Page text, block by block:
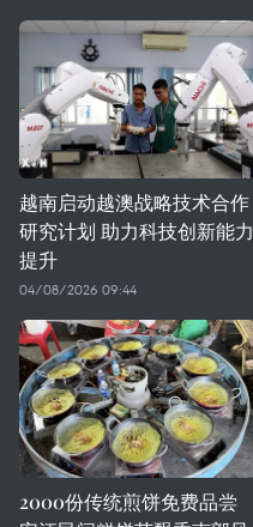
越南启动越澳战略技术合作
研究计划 助力科技创新能力
提升
04/08/2026 09:44
2000份传统煎饼免费品尝